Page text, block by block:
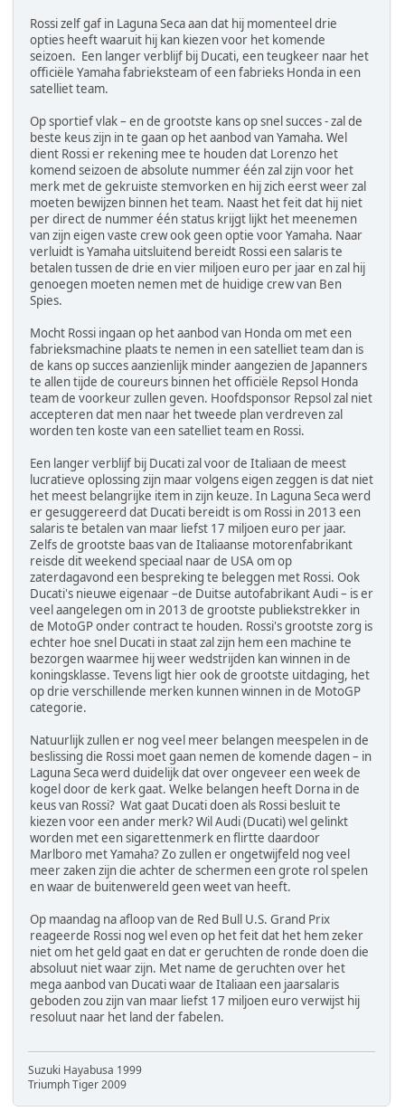
Rossi zelf gaf in Laguna Seca aan dat hij momenteel drie
opties heeft waaruit hij kan kiezen voor het komende
seizoen. Een langer verblijf bij Ducati, een teugkeer naar het
officiële Yamaha fabrieksteam of een fabrieks Honda in een
satelliet team.
Op sportief vlak – en de grootste kans op snel succes - zal de
beste keus zijn in te gaan op het aanbod van Yamaha. Wel
dient Rossi er rekening mee te houden dat Lorenzo het
komend seizoen de absolute nummer één zal zijn voor het
merk met de gekruiste stemvorken en hij zich eerst weer zal
moeten bewijzen binnen het team. Naast het feit dat hij niet
per direct de nummer één status krijgt lijkt het meenemen
van zijn eigen vaste crew ook geen optie voor Yamaha. Naar
verluidt is Yamaha uitsluitend bereidt Rossi een salaris te
betalen tussen de drie en vier miljoen euro per jaar en zal hij
genoegen moeten nemen met de huidige crew van Ben
Spies.
Mocht Rossi ingaan op het aanbod van Honda om met een
fabrieksmachine plaats te nemen in een satelliet team dan is
de kans op succes aanzienlijk minder aangezien de Japanners
te allen tijde de coureurs binnen het officiële Repsol Honda
team de voorkeur zullen geven. Hoofdsponsor Repsol zal niet
accepteren dat men naar het tweede plan verdreven zal
worden ten koste van een satelliet team en Rossi.
Een langer verblijf bij Ducati zal voor de Italiaan de meest
lucratieve oplossing zijn maar volgens eigen zeggen is dat niet
het meest belangrijke item in zijn keuze. In Laguna Seca werd
er gesuggereerd dat Ducati bereidt is om Rossi in 2013 een
salaris te betalen van maar liefst 17 miljoen euro per jaar.
Zelfs de grootste baas van de Italiaanse motorenfabrikant
reisde dit weekend speciaal naar de USA om op
zaterdagavond een bespreking te beleggen met Rossi. Ook
Ducati's nieuwe eigenaar –de Duitse autofabrikant Audi – is er
veel aangelegen om in 2013 de grootste publiekstrekker in
de MotoGP onder contract te houden. Rossi's grootste zorg is
echter hoe snel Ducati in staat zal zijn hem een machine te
bezorgen waarmee hij weer wedstrijden kan winnen in de
koningsklasse. Tevens ligt hier ook de grootste uitdaging, het
op drie verschillende merken kunnen winnen in de MotoGP
categorie.
Natuurlijk zullen er nog veel meer belangen meespelen in de
beslissing die Rossi moet gaan nemen de komende dagen – in
Laguna Seca werd duidelijk dat over ongeveer een week de
kogel door de kerk gaat. Welke belangen heeft Dorna in de
keus van Rossi? Wat gaat Ducati doen als Rossi besluit te
kiezen voor een ander merk? Wil Audi (Ducati) wel gelinkt
worden met een sigarettenmerk en flirtte daardoor
Marlboro met Yamaha? Zo zullen er ongetwijfeld nog veel
meer zaken zijn die achter de schermen een grote rol spelen
en waar de buitenwereld geen weet van heeft.
Op maandag na afloop van de Red Bull U.S. Grand Prix
reageerde Rossi nog wel even op het feit dat het hem zeker
niet om het geld gaat en dat er geruchten de ronde doen die
absoluut niet waar zijn. Met name de geruchten over het
mega aanbod van Ducati waar de Italiaan een jaarsalaris
geboden zou zijn van maar liefst 17 miljoen euro verwijst hij
resoluut naar het land der fabelen.
Suzuki Hayabusa 1999
Triumph Tiger 2009